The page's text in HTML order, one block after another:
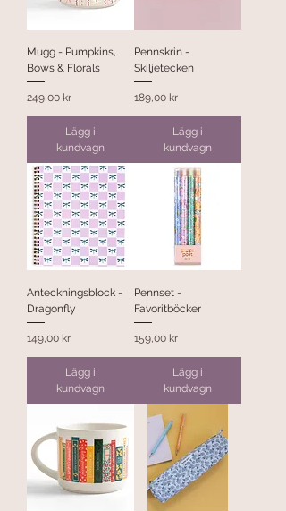
Mugg - Pumpkins,
Bows & Florals
Pris
249,00 kr
Lägg i
kundvagn
Pennskrin -
Skiljetecken
Pris
189,00 kr
Lägg i
kundvagn
Anteckningsblock -
Dragonfly
Pris
149,00 kr
Lägg i
kundvagn
Pennset -
Favoritböcker
Pris
159,00 kr
Lägg i
kundvagn